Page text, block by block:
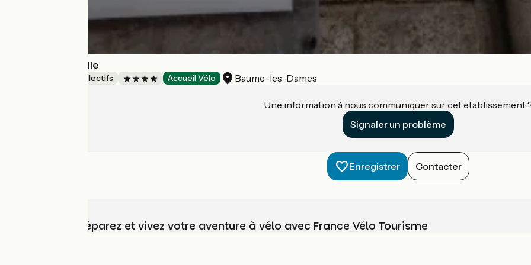
Maison la Tourelle
Hébergements collectifs Accueil Vélo Baume-les-Dames
Une information à nous communiquer sur cet établissement
Signaler un problème
Enregistrer Contacter
Choisissez, préparez et vivez votre aventure à vélo avec France Vélo Tourisme